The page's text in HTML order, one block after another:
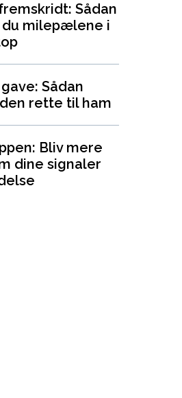
Sådan
milepælene i
Sådan
rette til ham
Bliv mere
dine signaler